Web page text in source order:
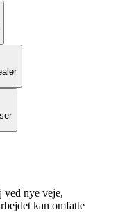
ved nye veje,
kan omfatte